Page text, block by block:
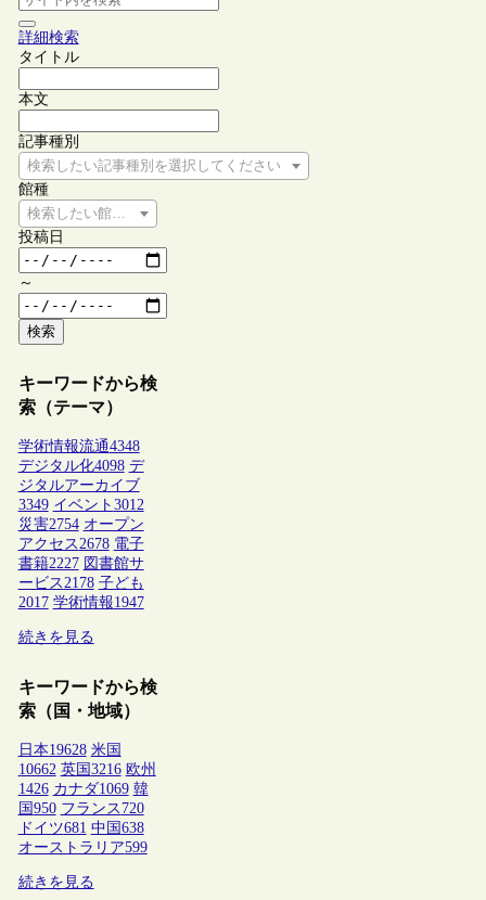
詳細検索
タイトル
本文
記事種別
検索したい記事種別を選択してください
館種
検索したい館種を選択してください
投稿日
～
検索
キーワードから検
索（テーマ）
学術情報流通4348
デジタル化4098 デ
ジタルアーカイブ
3349 イベント 3012
災害2754 オープン
アクセス2678 電子
書籍2227 図書館サ
ービス2178 子ども
2017 学術情報1947
続きを見る
キーワードから検
索（国・地域）
日本19628 米国
10662 英国 3216 欧州
1426 カナダ1069 韓
国 950 フランス 720
ドイツ681 中国 638
オーストラリア599
続きを見る